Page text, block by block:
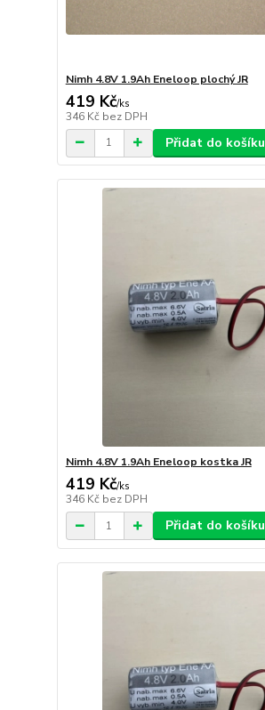
Nimh 4.8V 1.9Ah Eneloop plochý JR
419 Kč/ks
346 Kč bez DPH
Přidat do košíku
Nimh 4.8V 1.9Ah Eneloop kostka JR
419 Kč/ks
346 Kč bez DPH
Přidat do košíku